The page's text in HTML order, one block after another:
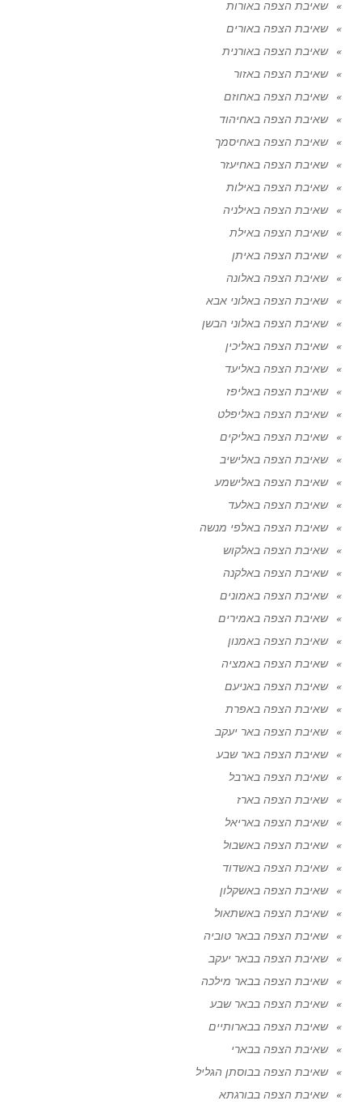
שאיבת הצפה באורות
שאיבת הצפה באורים
שאיבת הצפה באורנית
שאיבת הצפה באזור
שאיבת הצפה באחוזם
שאיבת הצפה באחיהוד
שאיבת הצפה באחיסמך
שאיבת הצפה באחיעזר
שאיבת הצפה באילות
שאיבת הצפה באילניה
שאיבת הצפה באילת
שאיבת הצפה באיתן
שאיבת הצפה באלונה
שאיבת הצפה באלוני אבא
שאיבת הצפה באלוני הבשן
שאיבת הצפה באליכין
שאיבת הצפה באליעד
שאיבת הצפה באליפז
שאיבת הצפה באליפלט
שאיבת הצפה באליקים
שאיבת הצפה באלישיב
שאיבת הצפה באלישמע
שאיבת הצפה באלעד
שאיבת הצפה באלפי מנשה
שאיבת הצפה באלקוש
שאיבת הצפה באלקנה
שאיבת הצפה באמונים
שאיבת הצפה באמירים
שאיבת הצפה באמנון
שאיבת הצפה באמציה
שאיבת הצפה באניעם
שאיבת הצפה באפרת
שאיבת הצפה באר יעקב
שאיבת הצפה באר שבע
שאיבת הצפה בארבל
שאיבת הצפה בארז
שאיבת הצפה באריאל
שאיבת הצפה באשבול
שאיבת הצפה באשדוד
שאיבת הצפה באשקלון
שאיבת הצפה באשתאול
שאיבת הצפה בבאר טוביה
שאיבת הצפה בבאר יעקב
שאיבת הצפה בבאר מילכה
שאיבת הצפה בבאר שבע
שאיבת הצפה בבארותיים
שאיבת הצפה בבארי
שאיבת הצפה בבוסתן הגליל
שאיבת הצפה בבורגתא